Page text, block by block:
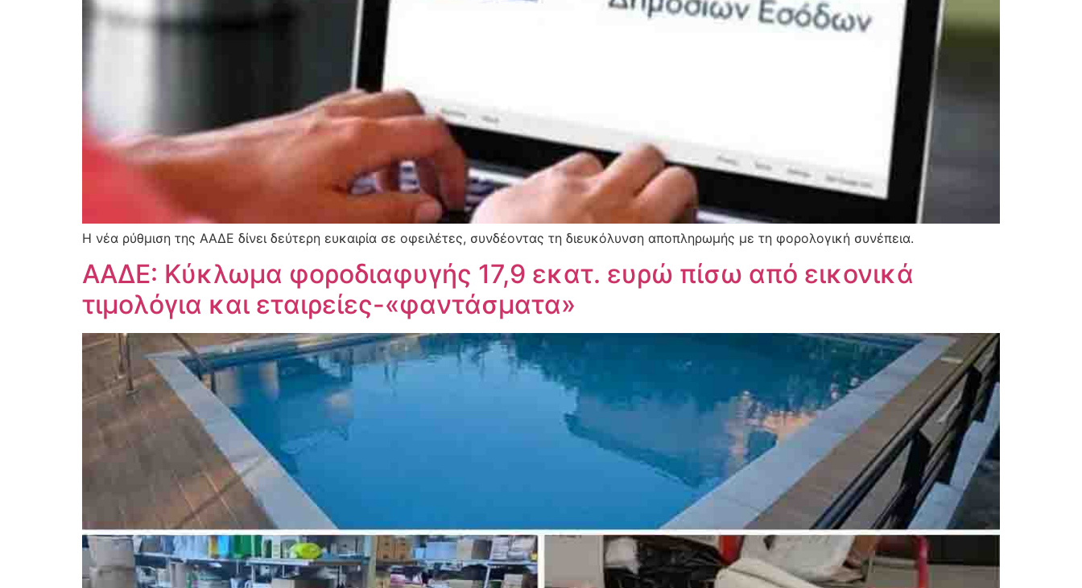
Η νέα ρύθμιση της ΑΑΔΕ δίνει δεύτερη ευκαιρία σε οφειλέτες, συνδέοντας τη διευκόλυνση αποπληρωμής με τη φορολογική συνέπεια.
ΑΑΔΕ: Κύκλωμα φοροδιαφυγής 17,9 εκατ. ευρώ πίσω από εικονικά
τιμολόγια και εταιρείες-«φαντάσματα»